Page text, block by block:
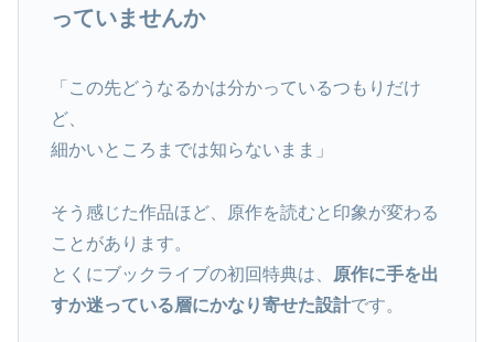
っていませんか
「この先どうなるかは分かっているつもりだけ
ど、
細かいところまでは知らないまま」
そう感じた作品ほど、原作を読むと印象が変わる
ことがあります。
とくにブックライブの初回特典は、
原作に手を出
すか迷っている層にかなり寄せた設計です。